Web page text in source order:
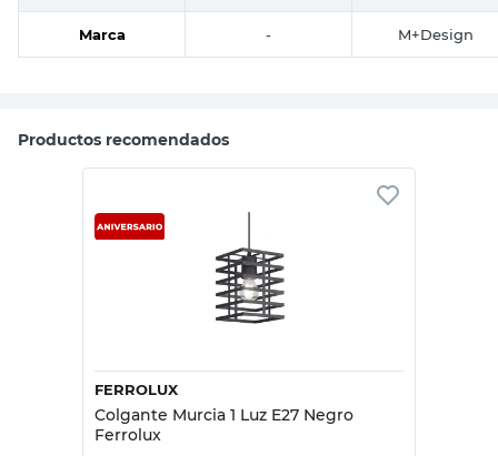
Marca - M+Design
Productos recomendados
FERROLUX
Colgante Murcia 1 Luz E27 Negro
Ferrolux